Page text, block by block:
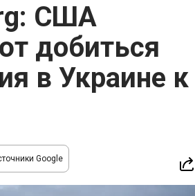
США
добиться
в Украине к
Google